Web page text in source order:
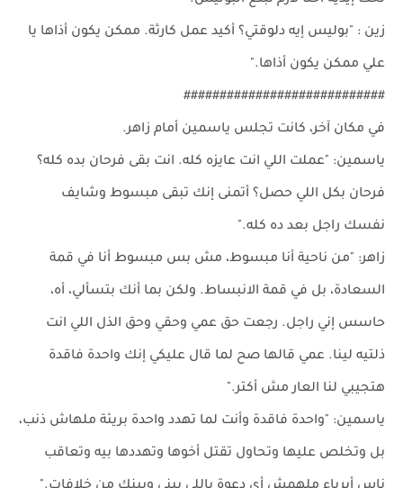
زين : "بوليس إيه دلوقتي؟ أكيد عمل كارثة. ممكن يكون أذاها يا
علي ممكن يكون أذاها."
############################
في مكان آخر، كانت تجلس ياسمين أمام زاهر.
ياسمين: "عملت اللي انت عايزه كله. انت بقى فرحان بده كله؟
فرحان بكل اللي حصل؟ أتمنى إنك تبقى مبسوط وشايف
نفسك راجل بعد ده كله."
زاهر: "من ناحية أنا مبسوط، مش بس مبسوط أنا في قمة
السعادة، بل في قمة الانبساط. ولكن بما أنك بتسألي، أه،
حاسس إني راجل. رجعت حق عمي وحقي وحق الذل اللي انت
ذلتيه لينا. عمي قالها صح لما قال عليكي إنك واحدة فاقدة
هتجيبي لنا العار مش أكتر."
ياسمين: "واحدة فاقدة وأنت لما تهدد واحدة بريئة ملهاش ذنب،
بل وتخلص عليها وتحاول تقتل أخوها وتهددها بيه وتعاقب